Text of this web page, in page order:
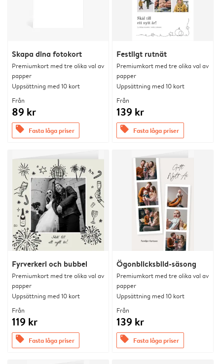
Skapa dina fotokort
Premiumkort med tre olika val av
papper
Uppsättning med 10 kort
Från
89 kr
offers Fasta låga priser
Festligt rutnät
Premiumkort med tre olika val av
papper
Uppsättning med 10 kort
Från
139 kr
offers Fasta låga priser
Fyrverkeri och bubbel
Premiumkort med tre olika val av
papper
Uppsättning med 10 kort
Från
119 kr
offers Fasta låga priser
Ögonblicksbild-säsong
Premiumkort med tre olika val av
papper
Uppsättning med 10 kort
Från
139 kr
offers Fasta låga priser